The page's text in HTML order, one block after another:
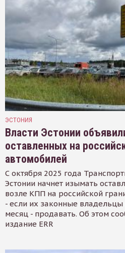
ЭСТОНИЯ
Власти Эстонии
оставленных на
автомобилей
С октября 2025 года
Эстонии начнет изымать
возле КПП на российской
- если их законные владельцы
месяц - продавать. Об этом
издание ERR